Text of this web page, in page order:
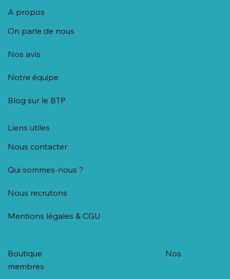
A propos
On parle de nous
Nos avis
Notre équipe
Blog sur le BTP
Liens utiles
Nous contacter
Qui sommes-nous ?
Nous recrutons
Mentions légales & CGU
Boutique
Nos
membres